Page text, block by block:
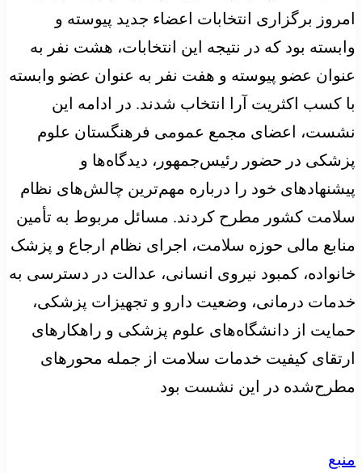
امروز برگزاری انتخابات اعضاء جدید پیوسته و
وابسته بود که در نتیجه این انتخابات، هشت نفر به
عنوان عضو پیوسته و هفت نفر به عنوان عضو وابسته
با کسب اکثریت آرا انتخاب شدند. در ادامه این
نشست، اعضای مجمع عمومی فرهنگستان علوم
پزشکی در حضور رئیس‌جمهور، دیدگاه‌ها و
پیشنهادهای خود را درباره مهم‌ترین چالش‌های نظام
سلامت کشور مطرح کردند. مسائل مربوط به تأمین
منابع مالی حوزه سلامت، اجرای نظام ارجاع و پزشک
خانواده، کمبود نیروی انسانی، عدالت در دسترسی به
خدمات درمانی، وضعیت دارو و تجهیزات پزشکی،
حمایت از دانشگاه‌های علوم پزشکی و راهکارهای
ارتقای کیفیت خدمات سلامت از جمله محورهای
مطرح‌شده در این نشست بود
منبع